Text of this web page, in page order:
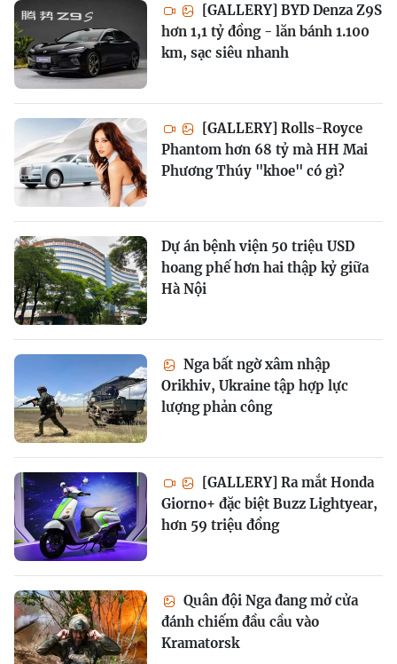
[GALLERY] BYD Denza Z9S
hơn 1,1 tỷ đồng - lăn bánh 1.100
km, sạc siêu nhanh
[GALLERY] Rolls-Royce
Phantom hơn 68 tỷ mà HH Mai
Phương Thúy "khoe" có gì?
Dự án bệnh viện 50 triệu USD
hoang phế hơn hai thập kỷ giữa
Hà Nội
Nga bất ngờ xâm nhập
Orikhiv, Ukraine tập hợp lực
lượng phản công
[GALLERY] Ra mắt Honda
Giorno+ đặc biệt Buzz Lightyear,
hơn 59 triệu đồng
Quân đội Nga đang mở cửa
đánh chiếm đầu cầu vào
Kramatorsk